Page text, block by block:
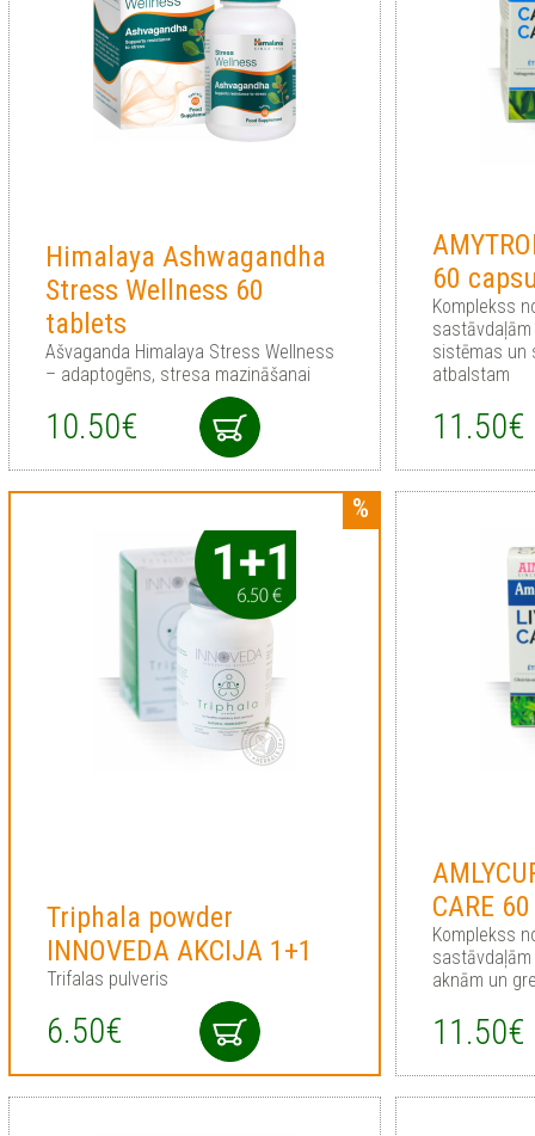
Himalaya Ashwagandha
Stress Wellness 60
tablets
Ašvaganda Himalaya Stress Wellness
– adaptogēns, stresa mazināšanai
10.50€
60
Komplekss
sistēmas un
atbalstam
11.50€
Triphala powder
INNOVEDA AKCIJA 1+1
Trifalas pulveris
6.50€
CARE
Komplekss
aknām un
11.50€